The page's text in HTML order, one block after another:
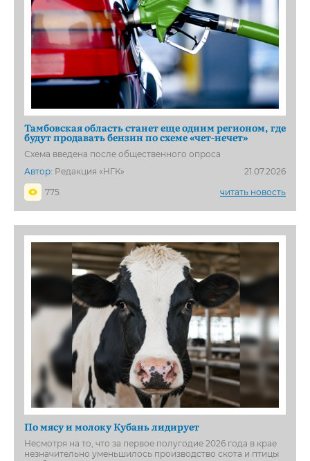
Тамбовская область станет еще одним регионом, где
будут продавать бензин по схеме «чет-нечет»
Схема введена после общественного опроса
Автор: Редакция «НГК»
21.07.2026
775
читать новость
По мясу и молоку Кубань лидирует
Несмотря на то, что за первое полугодие 2026 года в крае
незначительно уменьшилось производство скота и птицы